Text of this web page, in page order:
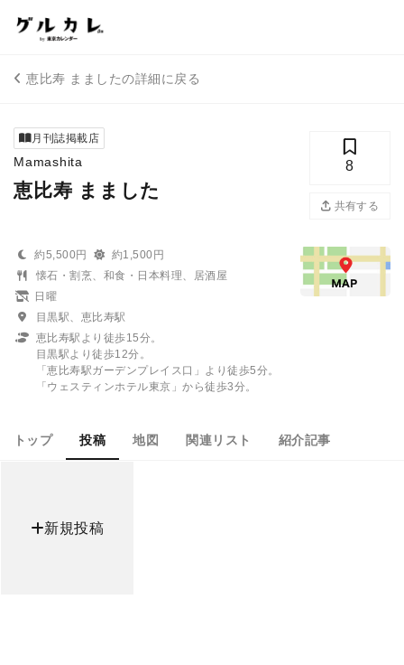
恵比寿 まましたの詳細に戻る
月刊誌掲載店
Mamashita
恵比寿 まました
8
共有する
約5,500円
約1,500円
懐石・割烹、和食・日本料理、居酒屋
日曜
目黒駅、恵比寿駅
恵比寿駅より徒歩15分。
目黒駅より徒歩12分。
「恵比寿駅ガーデンプレイス口」より徒歩5分。
「ウェスティンホテル東京」から徒歩3分。
トップ 投稿 地図 関連リスト 紹介記事
新規投稿